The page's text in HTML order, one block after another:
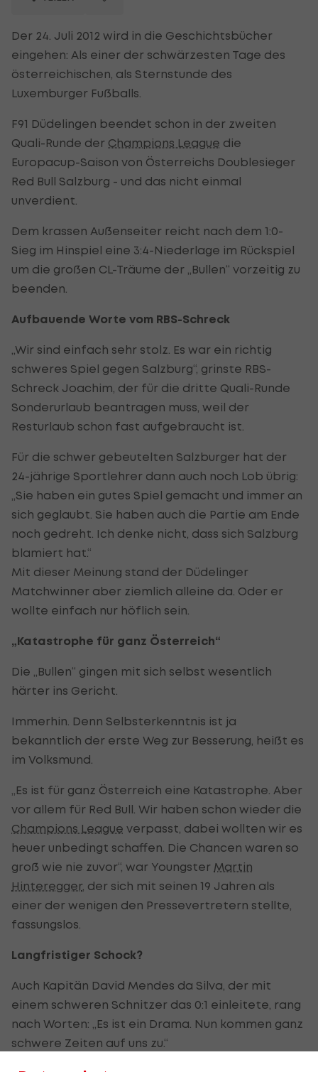
Der 24. Juli 2012 wird in die Geschichtsbücher
eingehen: Als einer der schwärzesten Tage des
österreichischen, als Sternstunde des
Luxemburger Fußballs.
F91 Düdelingen beendet schon in der zweiten
Quali-Runde der Champions League die
Europacup-Saison von Österreichs Doublesieger
Red Bull Salzburg - und das nicht einmal
unverdient.
Dem krassen Außenseiter reicht nach dem 1:0-
Sieg im Hinspiel eine 3:4-Niederlage im Rückspiel
um die großen CL-Träume der „Bullen“ vorzeitig zu
beenden.
Aufbauende Worte vom RBS-Schreck
„Wir sind einfach sehr stolz. Es war ein richtig
schweres Spiel gegen Salzburg“, grinste RBS-
Schreck Joachim, der für die dritte Quali-Runde
Sonderurlaub beantragen muss, weil der
Resturlaub schon fast aufgebraucht ist.
Für die schwer gebeutelten Salzburger hat der
24-jährige Sportlehrer dann auch noch Lob übrig:
„Sie haben ein gutes Spiel gemacht und immer an
sich geglaubt. Sie haben auch die Partie am Ende
noch gedreht. Ich denke nicht, dass sich Salzburg
blamiert hat.“
Mit dieser Meinung stand der Düdelinger
Matchwinner aber ziemlich alleine da. Oder er
wollte einfach nur höflich sein.
„Katastrophe für ganz Österreich“
Die „Bullen“ gingen mit sich selbst wesentlich
härter ins Gericht.
Immerhin. Denn Selbsterkenntnis ist ja
bekanntlich der erste Weg zur Besserung, heißt es
im Volksmund.
„Es ist für ganz Österreich eine Katastrophe. Aber
vor allem für Red Bull. Wir haben schon wieder die
Champions League verpasst, dabei wollten wir es
heuer unbedingt schaffen. Die Chancen waren so
groß wie nie zuvor“, war Youngster Martin
Hinteregger, der sich mit seinen 19 Jahren als
einer der wenigen den Pressevertretern stellte,
fassungslos.
Langfristiger Schock?
Auch Kapitän David Mendes da Silva, der mit
einem schweren Schnitzer das 0:1 einleitete, rang
nach Worten: „Es ist ein Drama. Nun kommen ganz
schwere Zeiten auf uns zu.“